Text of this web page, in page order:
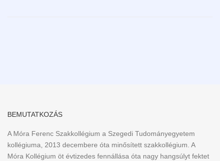
BEMUTATKOZÁS
A Móra Ferenc Szakkollégium a Szegedi Tudományegyetem
kollégiuma, 2013 decembere óta minősített szakkollégium. A
Móra Kollégium öt évtizedes fennállása óta nagy hangsúlyt fektet